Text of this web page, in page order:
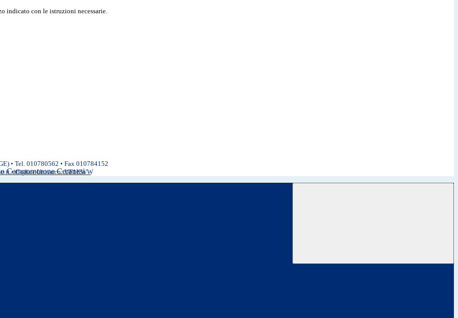
indicato con le istruzioni necessarie.
Campomorone Ceranesi
• Tel. 010780562 • Fax 010784152
• Codice Univoco: UF1KWW